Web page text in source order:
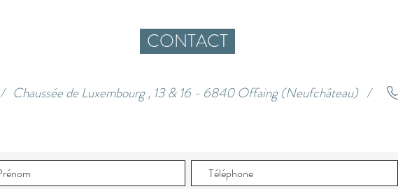
CONTACT
/ Chaussée de Luxembourg , 13 & 16 - 6840 Offaing (Neufchâteau) /